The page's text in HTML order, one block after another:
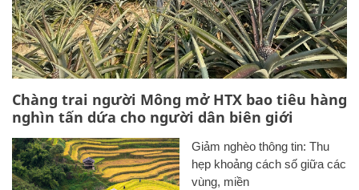
Chàng trai người Mông mở HTX bao tiêu hàng
nghìn tấn dứa cho người dân biên giới
Giảm nghèo thông tin: Thu
hẹp khoảng cách số giữa các
vùng, miền